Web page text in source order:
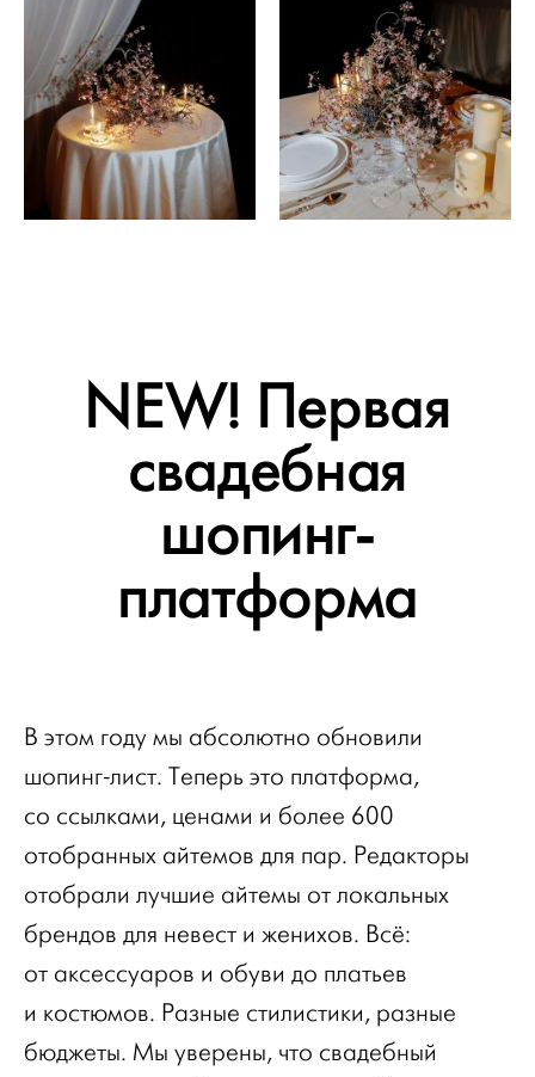
NEW! Первая
свадебная
шопинг-
платформа
В этом году мы абсолютно обновили
шопинг-лист. Теперь это платформа,
со ссылками, ценами и более 600
отобранных айтемов для пар. Редакторы
отобрали лучшие айтемы от локальных
брендов для невест и женихов. Всё:
от аксессуаров и обуви до платьев
и костюмов. Разные стилистики, разные
бюджеты. Мы уверены, что свадебный